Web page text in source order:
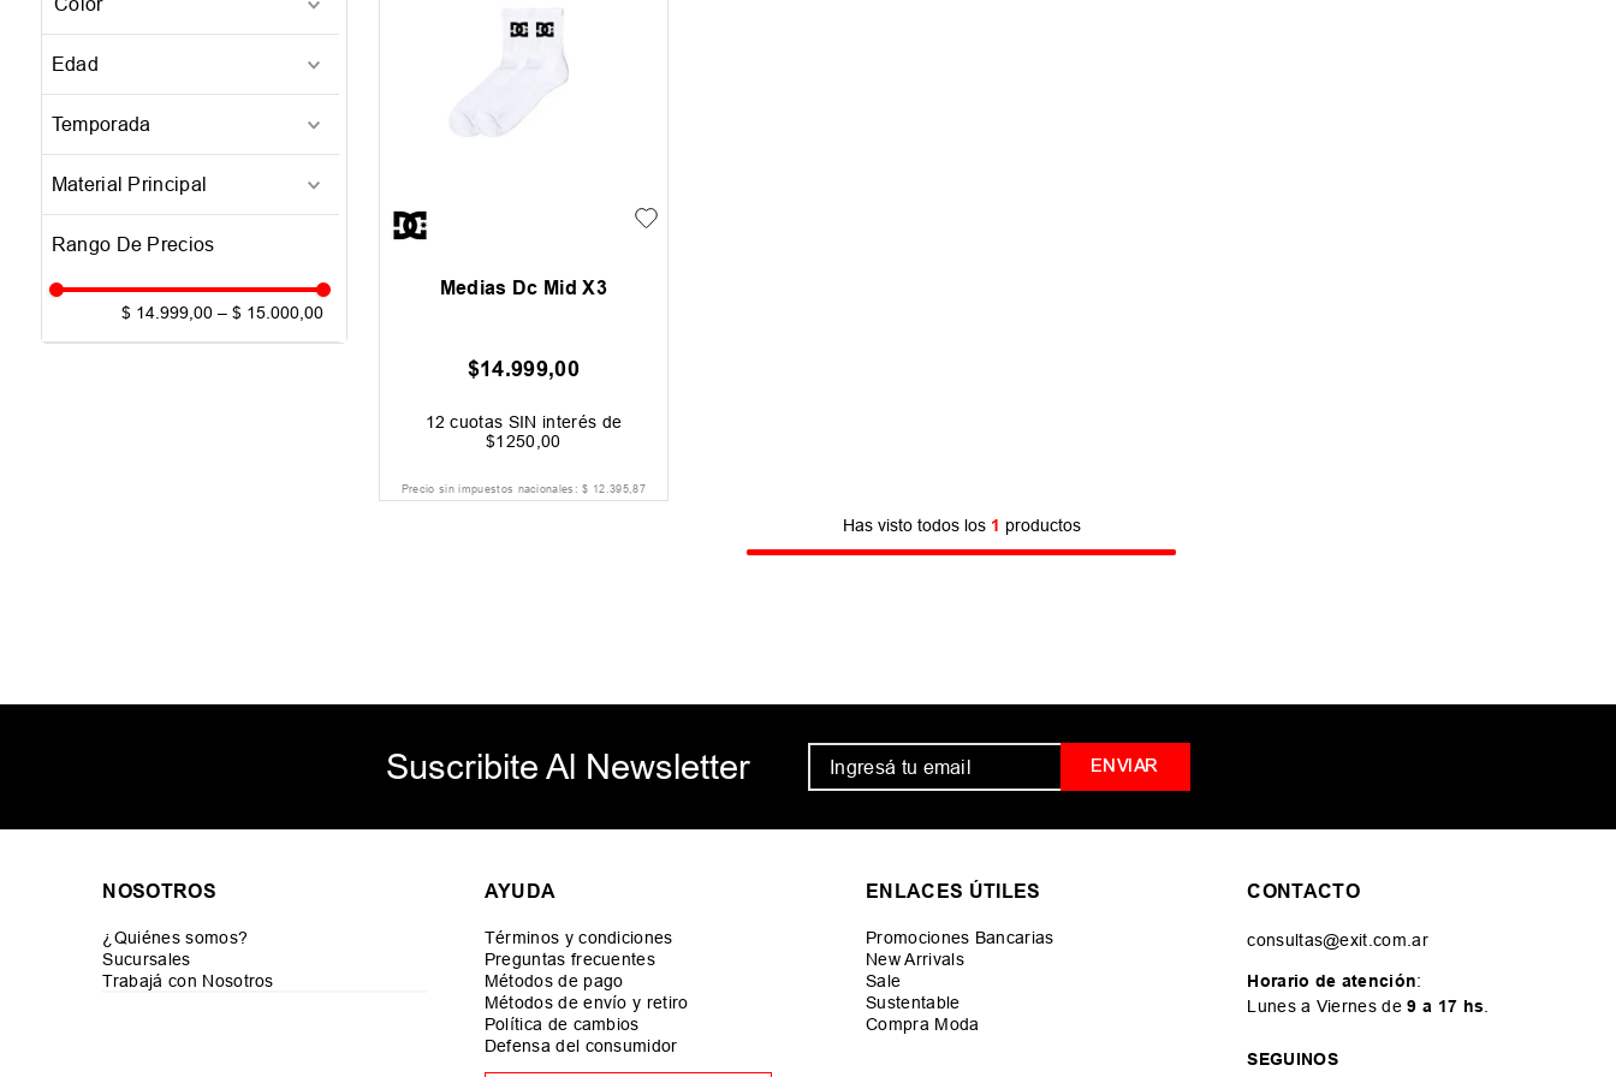
Edad
Material Principal
Temporada
$ 14.999,00 – $ 15.000,00
Medias Dc Mid X3
$14.999,00
12 cuotas SIN interés de
$1250 ,00
Precio sin impuestos nacionales:$ 12.395,87
Has visto todos los 1 productos
Suscribite Al Newsletter ENVIAR
NOSOTROS
¿Quiénes somos?
Sucursales
Trabajá con Nosotros
AYUDA
Términos y condiciones
Preguntas frecuentes
Métodos de pago
Métodos de envío y retiro
Política de cambios
Defensa del consumidor
ENLACES ÚTILES
Promociones Bancarias
New Arrivals
Sale
Sustentable
Compra Moda
CONTACTO
consultas@exit.com.ar
Horario de atención:
Lunes a Viernes de9 a 17 hs
SEGUINOS